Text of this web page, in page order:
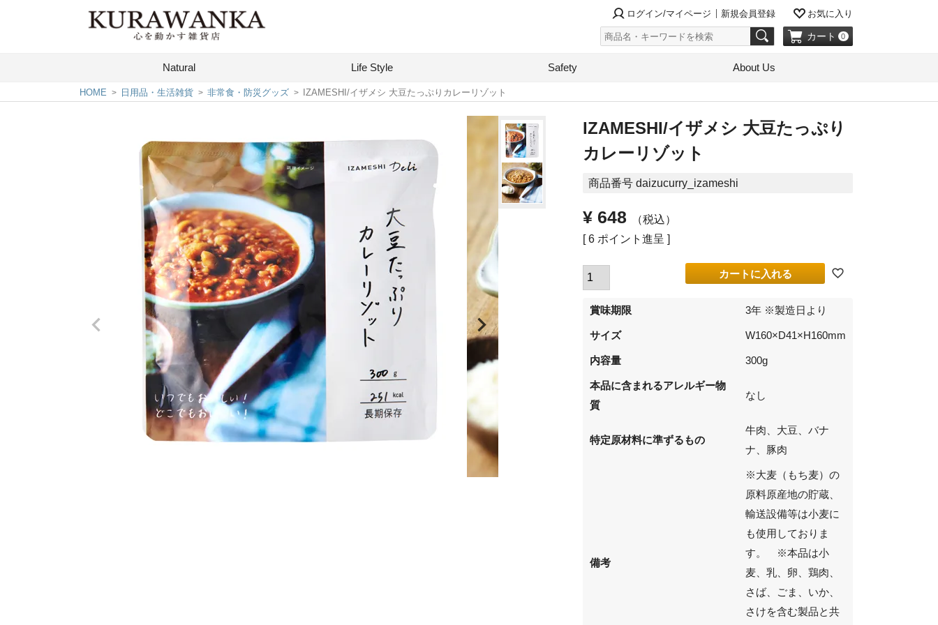
ログイン/マイページ 新規会員登録 お気に入り
カート 0
Natural Life Style Safety About Us
HOME 日用品・生活雑貨 非常食・防災グッズ IZAMESHI/イザメシ 大豆たっぷりカレーリゾット
IZAMESHI/イザメシ 大豆たっぷり
カレーリゾット
商品番号 daizucurry_izameshi
¥ 648
税込
[ 6 ポイント進呈 ]
カートに入れる
賞味期限 3年 ※製造日より
サイズ W160×D41×H160mm
内容量 300g
本品に含まれるアレルギー物
質
なし
特定原材料に準ずるもの
牛肉、大豆、バナ
ナ、豚肉
備考
※大麦（もち麦）の
原料原産地の貯蔵、
輸送設備等は小麦に
も使用しておりま
す。 ※本品は小
麦、乳、卵、鶏肉、
さば、ごま、いか、
さけを含む製品と共